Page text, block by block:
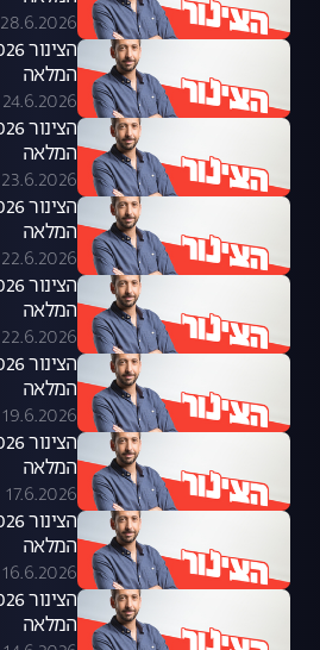
28.6.2026
המלאה
24.6.2026
המלאה
23.6.2026
המלאה
22.6.2026
המלאה
22.6.2026
המלאה
19.6.2026
המלאה
17.6.2026
המלאה
16.6.2026
המלאה